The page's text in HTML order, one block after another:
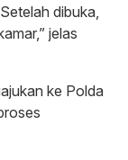
dibuka,
jelas
ke Polda